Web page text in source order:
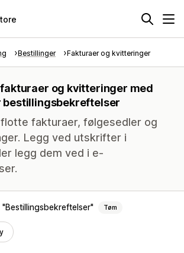
Bestillinger Fakturaer og kvitteringer
og kvitteringer med
bestillingsbekreftelser
fakturaer, følgesedler og
Legg ved utskrifter i
legg dem ved i e-
Bestillingsbekreftelser Tøm